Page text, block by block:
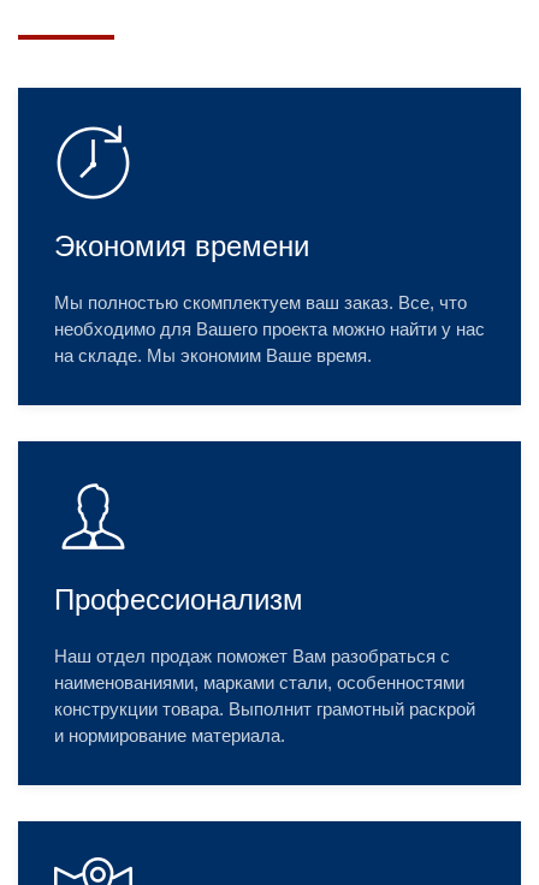
Экономия времени
Мы полностью скомплектуем ваш заказ. Все, что
необходимо для Вашего проекта можно найти у нас
на складе. Мы экономим Ваше время.
Профессионализм
Наш отдел продаж поможет Вам разобраться с
наименованиями, марками стали, особенностями
конструкции товара. Выполнит грамотный раскрой
и нормирование материала.